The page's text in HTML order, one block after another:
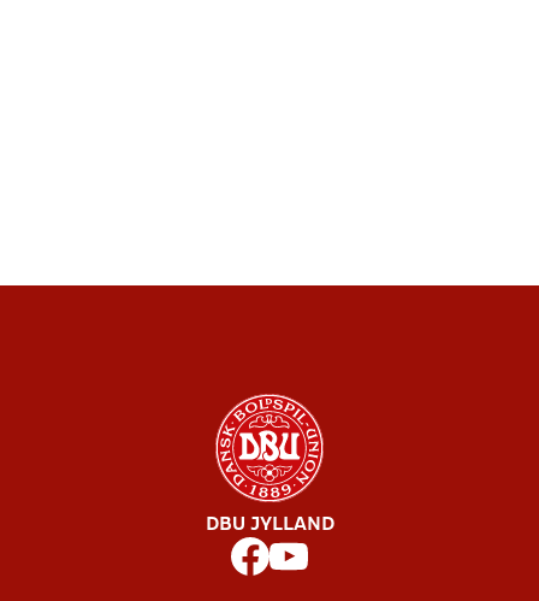
DBU JYLLAND